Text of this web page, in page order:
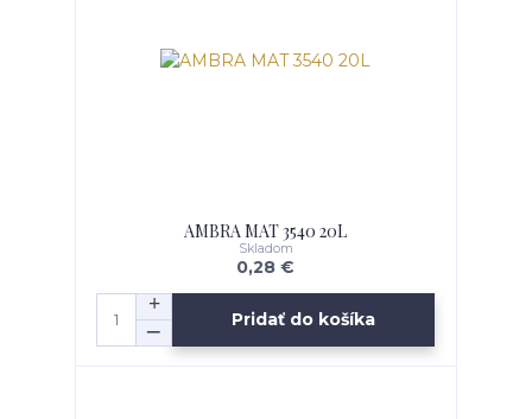
AMBRA MAT 3540 20L
0,28 €
Skladom
Pridať do košíka